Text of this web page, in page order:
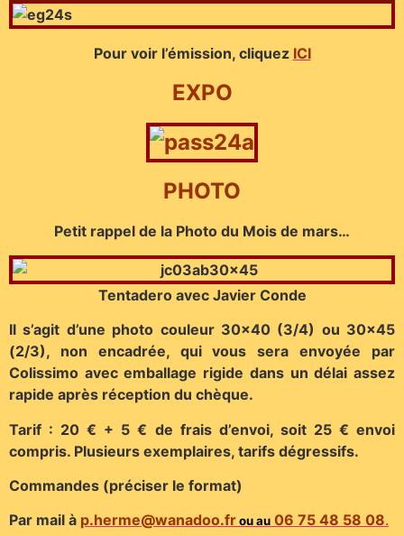
Pour voir l’émission, cliquez ICI
EXPO
PHOTO
Petit rappel de la Photo du Mois de mars…
Tentadero avec Javier Conde
Il s’agit d’une photo couleur 30×40 (3/4) ou 30×45
(2/3), non encadrée, qui vous sera envoyée par
Colissimo avec emballage rigide dans un délai assez
rapide après réception du chèque.
Tarif : 20 € + 5 € de frais d’envoi, soit 25 € envoi
compris. Plusieurs exemplaires, tarifs dégressifs.
Commandes (préciser le format)
Par mail à p.herme@wanadoo.frou au 06 75 48 58 08.